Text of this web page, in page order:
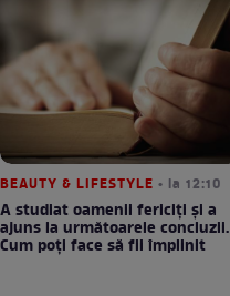
BEAUTY & LIFESTYLE • la 12:10
A studiat oamenii fericiți și a
ajuns la următoarele concluzii.
Cum poți face să fii împlinit